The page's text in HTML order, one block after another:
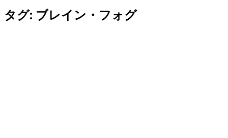
り
タグ: ブレイン・フォグ